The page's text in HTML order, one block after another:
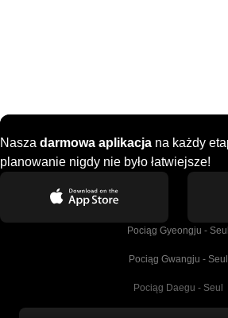
Nasza darmowa aplikacja na każdy
planowanie nigdy nie było łatwiejsze!
Pociąg Gyeongju - Seul
Pociąg Gwangju - Seul
Pociąg Daegu - Seul